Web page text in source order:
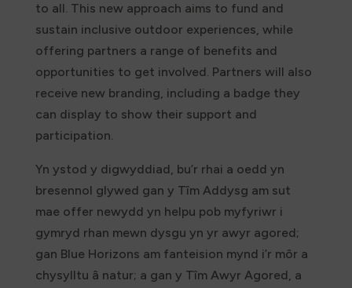
to all. This new approach aims to fund and
sustain inclusive outdoor experiences, while
offering partners a range of benefits and
opportunities to get involved. Partners will also
receive new branding, including a badge they
can display to show their support and
participation.
Yn ystod y digwyddiad, bu’r rhai a oedd yn
bresennol glywed gan y Tîm Addysg am sut
mae offer newydd yn helpu pob myfyriwr i
gymryd rhan mewn dysgu yn yr awyr agored;
gan Blue Horizons am fanteision mynd i’r môr a
chysylltu â natur; a gan y Tîm Awyr Agored, a